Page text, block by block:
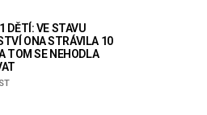
DĚTÍ: VE STAVU
ONA STRÁVILA 10
TOM SE NEHODLA